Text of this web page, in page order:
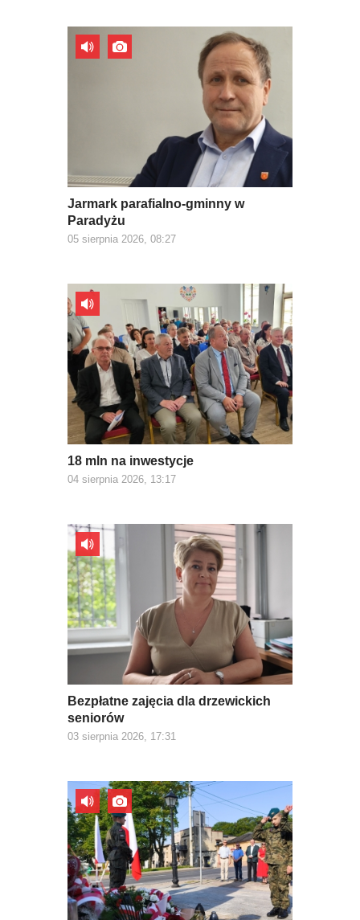
Jarmark parafialno-gminny w
Paradyżu
05 sierpnia 2026, 08:27
18 mln na inwestycje
04 sierpnia 2026, 13:17
Bezpłatne zajęcia dla drzewickich
seniorów
03 sierpnia 2026, 17:31